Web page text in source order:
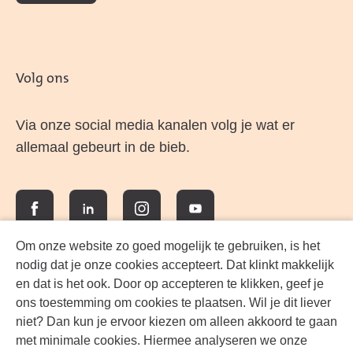
Om onze website zo goed mogelijk te gebruiken, is het
nodig dat je onze cookies accepteert. Dat klinkt makkelijk
en dat is het ook. Door op accepteren te klikken, geef je
ons toestemming om cookies te plaatsen. Wil je dit liever
niet? Dan kun je ervoor kiezen om alleen akkoord te gaan
met minimale cookies. Hiermee analyseren we onze
Volg ons
Via onze social media kanalen volg je wat er
allemaal gebeurt in de bieb.
FacebookLinkedIn InstagramYouTube